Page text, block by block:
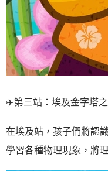
✈️第三站：埃及金字塔之
在埃及站，孩子們將認
學習各種物理現象，將